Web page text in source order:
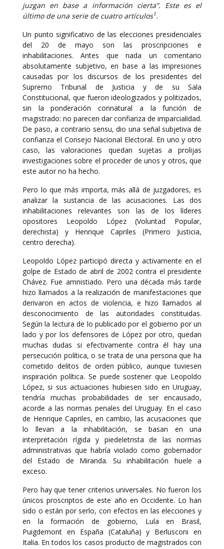
juzgan en base a información cierta”. Este es el
último de una serie de cuatro artículos1.
Un punto significativo de las elecciones presidenciales
del 20 de mayo son las proscripciones e
inhabilitaciones. Antes que nada un comentario
absolutamente subjetivo, en base a las impresiones
causadas por los discursos de los presidentes del
Supremo Tribunal de Justicia y de su Sala
Constitucional, que fueron ideologizados y politizados,
sin la ponderación connatural a la función de
magistrado: no parecen dar confianza de imparcialidad.
De paso, a contrario sensu, dio una señal subjetiva de
confianza el Consejo Nacional Electoral. En uno y otro
caso, las valoraciones quedan sujetas a prolijas
investigaciones sobre el proceder de unos y otros, que
este autor no ha hecho.
Pero lo que más importa, más allá de juzgadores, es
analizar la sustancia de las acusaciones. Las dos
inhabilitaciones relevantes son las de los líderes
opositores Leopoldo López (Voluntad Popular,
derechista) y Henrique Capriles (Primero Justicia,
centro derecha).
Leopoldo López participó directa y activamente en el
golpe de Estado de abril de 2002 contra el presidente
Chávez. Fue amnistiado. Pero una década más tarde
hizo llamados a la realización de manifestaciones que
derivaron en actos de violencia, e hizo llamados al
desconocimiento de las autoridades constituidas.
Según la lectura de lo publicado por el gobierno por un
lado y por los defensores de López por otro, quedan
muchas dudas si efectivamente contra él hay una
persecución política, o se trata de una persona que ha
cometido delitos de orden público, aunque tuviesen
inspiración política. Se puede sostener que Leopoldo
López, si sus actuaciones hubiesen sido en Uruguay,
tendría muchas probabilidades de ser encausado,
acorde a las normas penales del Uruguay. En el caso
de Henrique Capriles, en cambio, las acusaciones que
lo llevan a la inhabilitación, se basan en una
interpretación rígida y piedeletrista de las normas
administrativas que habría violado como gobernador
del Estado de Miranda. Su inhabilitación huele a
exceso.
Pero hay que tener criterios universales. No fueron los
únicos proscriptos de este año en Occidente. Lo han
sido o están por serlo, con efectos en las elecciones y
en la formación de gobierno, Lula en Brasil,
Puigdemont en España (Cataluña) y Berlusconi en
Italia. En todos los casos producto de magistrados con